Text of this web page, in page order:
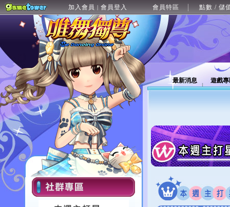
加入會員 | 會員登入 會員特區 點數 / 儲
最新消息 遊戲